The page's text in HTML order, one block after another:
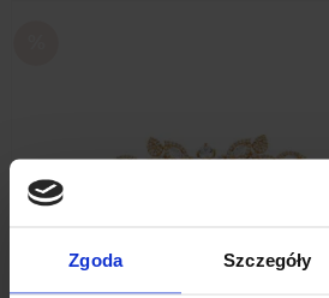
Zgoda Szczegóły